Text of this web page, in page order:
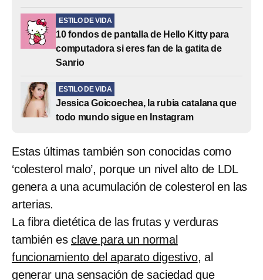
ESTILO DE VIDA
10 fondos de pantalla de Hello Kitty para
computadora si eres fan de la gatita de
Sanrio
ESTILO DE VIDA
Jessica Goicoechea, la rubia catalana que
todo mundo sigue en Instagram
Estas últimas también son conocidas como
‘colesterol malo’, porque un nivel alto de LDL
genera a una acumulación de colesterol en las
arterias.
La fibra dietética de las frutas y verduras
también esclave para un normal
funcionamiento del aparato digestivo, al
generar una sensación de saciedad que